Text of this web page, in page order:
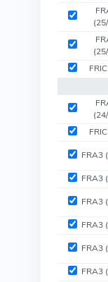
FRIC
FRIC
FRA3
FRA3
FRA3
FRA3
FRA3
FRA3